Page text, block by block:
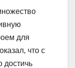
для
что с
достичь